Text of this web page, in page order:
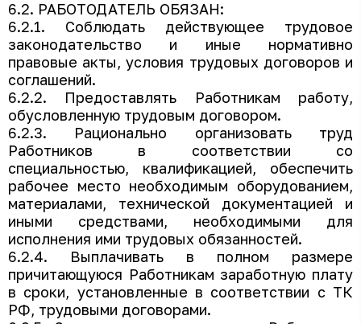
6.2. РАБОТОДАТЕЛЬ ОБЯЗАН:
6.2.1. Соблюдать действующее трудовое
законодательство и иные нормативно
правовые акты, условия трудовых договоров и
соглашений.
6.2.2. Предоставлять Работникам работу,
обусловленную трудовым договором.
6.2.3. Рационально организовать труд
Работников в соответствии со
специальностью, квалификацией, обеспечить
рабочее место необходимым оборудованием,
материалами, технической документацией и
иными средствами, необходимыми для
исполнения ими трудовых обязанностей.
6.2.4. Выплачивать в полном размере
причитающуюся Работникам заработную плату
в сроки, установленные в соответствии с ТК
РФ, трудовыми договорами.